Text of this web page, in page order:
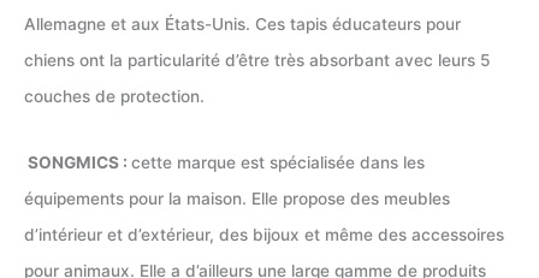
Allemagne et aux États-Unis. Ces tapis éducateurs pour
chiens ont la particularité d’être très absorbant avec leurs 5
couches de protection.
SONGMICS : cette marque est spécialisée dans les
équipements pour la maison. Elle propose des meubles
d’intérieur et d’extérieur, des bijoux et même des accessoires
pour animaux. Elle a d’ailleurs une large gamme de produits